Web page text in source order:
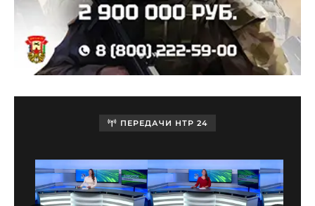
ПЕРЕДАЧИ НТР 24